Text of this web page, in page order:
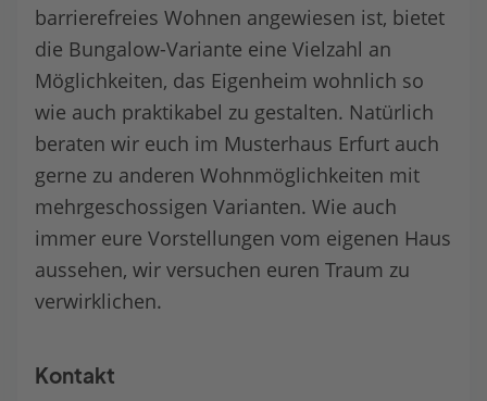
barrierefreies Wohnen angewiesen ist, bietet
die Bungalow-Variante eine Vielzahl an
Möglichkeiten, das Eigenheim wohnlich so
wie auch praktikabel zu gestalten. Natürlich
beraten wir euch im Musterhaus Erfurt auch
gerne zu anderen Wohnmöglichkeiten mit
mehrgeschossigen Varianten. Wie auch
immer eure Vorstellungen vom eigenen Haus
aussehen, wir versuchen euren Traum zu
verwirklichen.
Kontakt